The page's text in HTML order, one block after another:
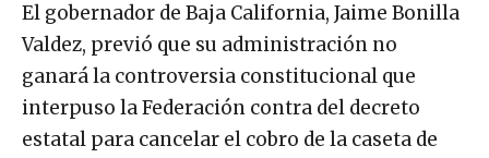
El gobernador de Baja California, Jaime Bonilla
Valdez, previó que su administración no
ganará la controversia constitucional que
interpuso la Federación contra del decreto
estatal para cancelar el cobro de la caseta de